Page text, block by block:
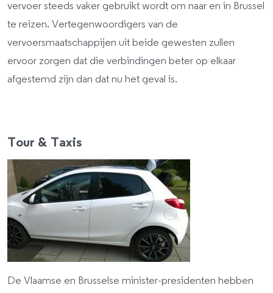
vervoer steeds vaker gebruikt wordt om naar en in Brussel
te reizen. Vertegenwoordigers van de
vervoersmaatschappijen uit beide gewesten zullen
ervoor zorgen dat die verbindingen beter op elkaar
afgestemd zijn dan dat nu het geval is.
Tour & Taxis
De Vlaamse en Brusselse minister-presidenten hebben